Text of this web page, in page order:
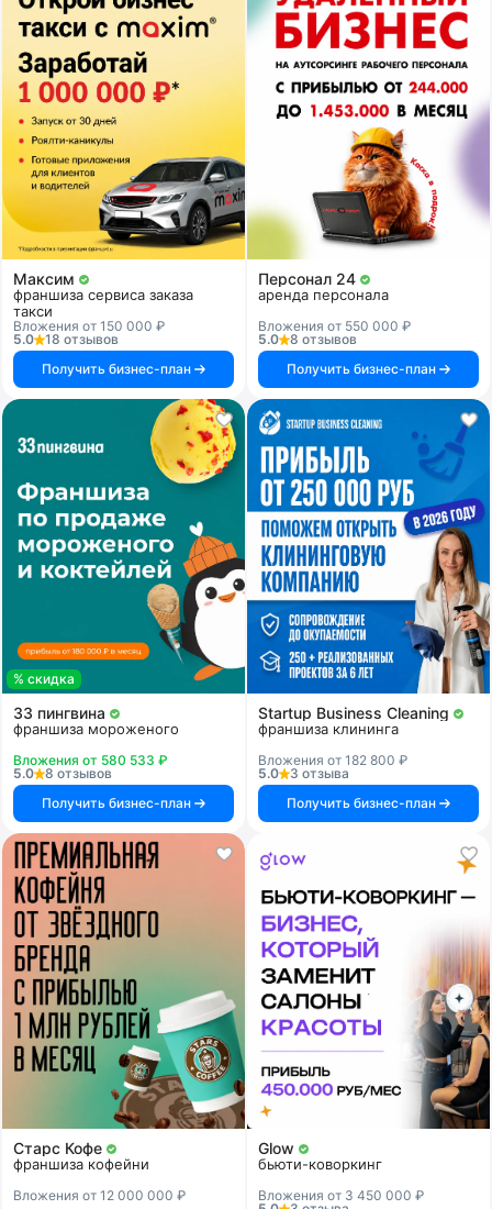
Максим
франшиза сервиса заказа
такси
Вложения от 150 000 ₽
5.0
18 отзывов
Получить бизнес-план
Персонал 24
аренда персонала
Вложения от 550 000 ₽
5.0
8 отзывов
Получить бизнес-план
% скидка
33 пингвина
франшиза мороженого
Вложения от 580 533 ₽
5.0
8 отзывов
Получить бизнес-план
Startup Business Cleaning
франшиза клининга
Вложения от 182 800 ₽
5.0
3 отзыва
Получить бизнес-план
Старс Кофе
франшиза кофейни
Вложения от 12 000 000 ₽
Glow
бьюти-коворкинг
Вложения от 3 450 000 ₽